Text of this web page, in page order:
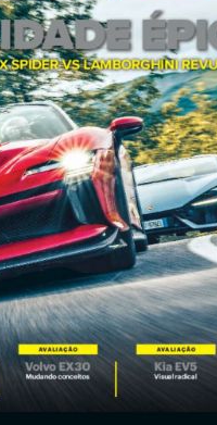
Jornais
Notícias
Entrar